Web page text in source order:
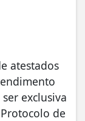
atestados
exclusiva
de